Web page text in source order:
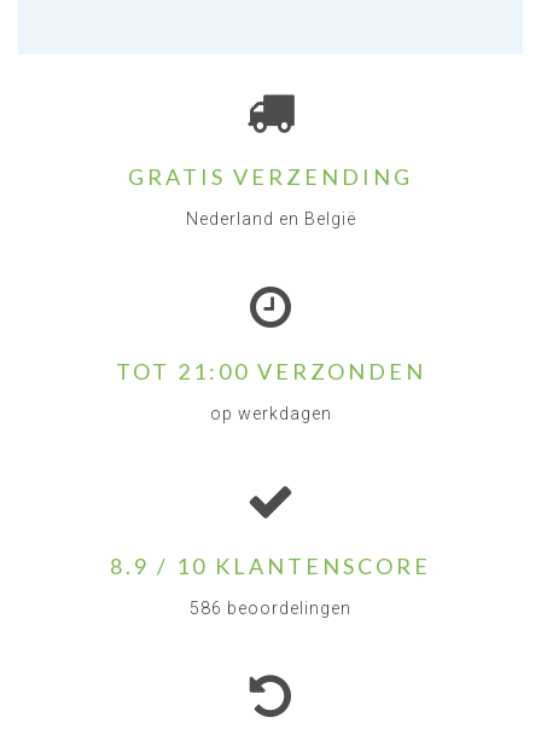
GRATIS VERZENDING
Nederland en België
TOT 21:00 VERZONDEN
op werkdagen
8.9 / 10 KLANTENSCORE
586 beoordelingen